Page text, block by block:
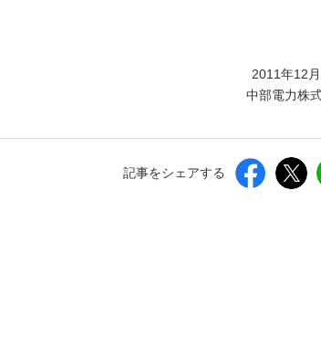
2011年12
中部電力株
記事をシェアする